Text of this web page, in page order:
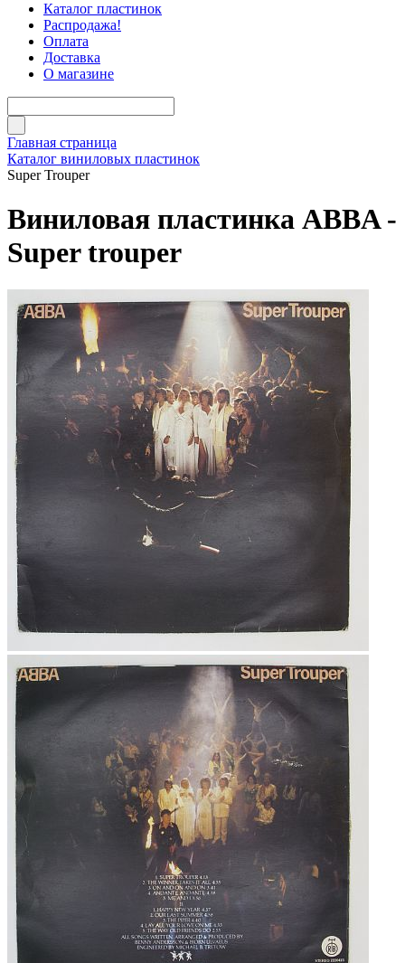
Каталог пластинок
Распродажа!
Оплата
Доставка
О магазине
Главная страница
Каталог виниловых пластинок
Super Trouper
Виниловая пластинка ABBA -
Super trouper